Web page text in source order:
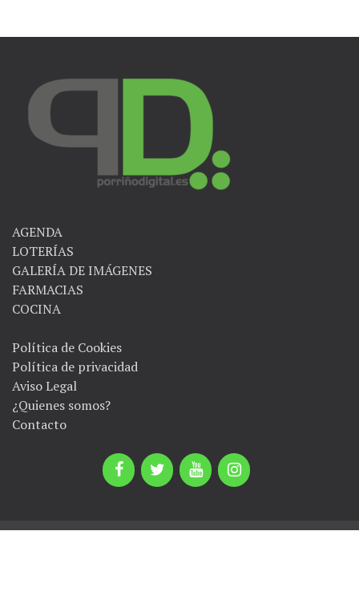
AGENDA
LOTERÍAS
GALERÍA DE IMÁGENES
FARMACIAS
COCINA
Política de Cookies
Política de privacidad
Aviso Legal
¿Quienes somos?
Contacto